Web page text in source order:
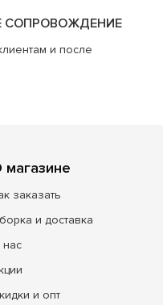
СОПРОВОЖДЕНИЕ
и после
магазине
заказать
и доставка
и опт